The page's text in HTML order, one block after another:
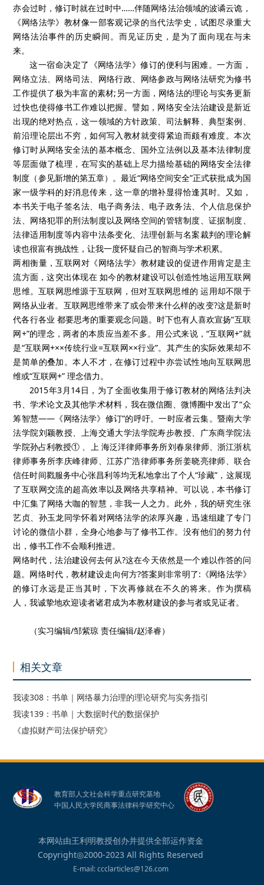
亦会过时，修订时就在过时中……伴随网络法治领域的波谲云诡，
《网络法学》教材像一部客观记录的当代法学史，试图尽录重大
网络法治事件的历史瞬间。而见证历史，是为了面向现在与未
来。
这一宿命决定了《网络法学》修订的便利与困难。一方面，
网络立法、网络司法、网络行政、网络参政与网络法研究为修书
工作提供了极为丰富的素材;另一方面，网络法的理论与实务更新
过快也使得修书工作难以把握。譬如，网络安全法治建设是新近
出现的绝对热点，这一领域的方针政策、司法解释、典型案例、
前沿理论层出不穷，如何写入教材就变得紧迫而颇有难度。本次
修订时从网络安全法的基本概念、国外立法例以及基本法律制度
等层面做了梳理，在写实的基础上尽力描绘基础的网络安全法律
制度（参见新增的第五章）。最近“网络空间安全”正式获批成为国
家一级学科的好消息传来，这一章的增补显得恰逢其时。又如，
本书关于电子签名法、电子商务法、电子政务法、个人信息保护
法、网络犯罪的刑法制度以及网络空间的管辖制度、证据制度、
法律适用制度等内容中法条变化、法理创新与名案裁判的理论解
读也很富有挑战性，让我一度怀疑自己的智商与学术积累。
两相衡量，互联网对《网络法学》教材建设的促进作用肯定是主
流方面，这突出体现在 如今的教材建设可以创造性地运用互联网
思维。互联网思维源于互联网，但对互联网思维的 运用却不限于
网络从业者。互联网思维带来了或会带来什么样的改变?这是新时
代各行各业 都要思考的重要观念问题。时下也有人喜欢宣扬“互联
网+”的理念，两者的本质应当差不多。用公式来说，“互联网+”就
是“互联网+××传统行业=互联网××行业”。其产生的实际效果却不
是简单的叠加。本人不才，在修订过程中亦尝试性地向互联网思
维或“互联网+” 理念借力。
2015年3月14日，为了全面收集用于修订教材的网络法判决
书、学术论文及其他学术材料，我在微信圈、微博圈中发出了“众
筹智慧——《网络法学》修订”的呼吁。一时应者云集。暨南大学
法学院刘颖教授、上海交通大学法学院寿步教授、广东商学院法
学院孙占利教授① 、上 海泛洋律师事务所刘春泉律师、浙江浙杭
律师事务所李庆峰律师、江苏广浩律师事务所姜晓亮律师、联合
信任时间戳服务中心张昌利等均无私地拿出了个人“珍藏”，这展现
了互联网交流的超高效率以及网络共享精神。可以说，本书修订
中汇集了网络大咖的智慧，非我一人之力。此外，我的研究生张
艺贞、孙玉龙同学怀着对网络法学的浓厚兴趣，迅速组建了专门
讨论的微信小群，全身心地参与了修书工作。没有他们的努力付
出，修书工作不会顺利推进。
网络时代，法治建设何去何从?这在今天依然是一个难以作答的问
题。网络时代，教材建设走向何方?答案则非常明了:《网络法学》
的修订永远是正当其时，下次再修就在不久的将来。作为撰稿
人，我诚挚地欢迎读者诸君成为本教材建设的参与者或见证者。
（实习编辑/邹紫琼 责任编辑/赵泽睿）
相关文章
我读308：书单｜网络暴力治理的理论研究与实务指引
我读139：书单｜大数据时代的数据保护
《虚拟财产司法保护研究》
教育部人文社会科学重点研究基地
中国人民大学民商事法律科学研究中心
本网站由王利明教授创办并提供全部运作资金
Copyright◎2000-2023 All Rights Reserved
E-mail: ccclarticles@126.com